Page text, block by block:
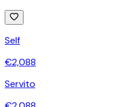
Self
€2,088
Servito